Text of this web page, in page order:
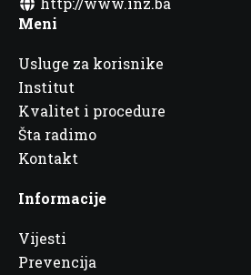
Meni
Usluge za korisnike
Institut
Kvalitet i procedure
Šta radimo
Kontakt
Informacije
Vijesti
Prevencija